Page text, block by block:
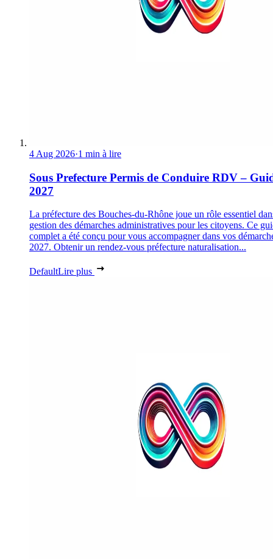
4 Aug 2026·1 min à lire
Sous Prefecture Permis de Conduire RDV –
2027
La préfecture des Bouches-du-Rhône joue un rôle essentiel
gestion des démarches administratives pour les citoyens. Ce
complet a été conçu pour vous accompagner dans vos
2027. Obtenir un rendez-vous préfecture naturalisation...
DefaultLire plus